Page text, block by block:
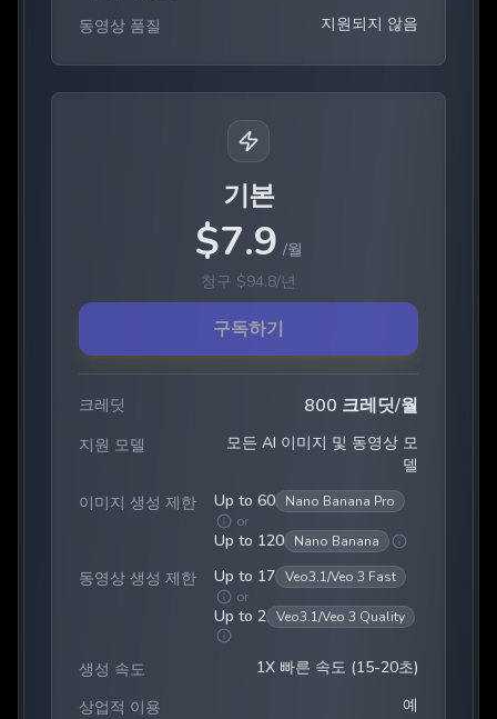
동영상 품질
지원되지 않음
기본
$7.9 /월
청구 $94.8/년
구독하기
크레딧 800 크레딧/월
지원 모델
모든 AI 이미지 및 동영상 모
델
이미지 생성 제한
Up to 60 Nano Banana Pro
or
Up to 120 Nano Banana
동영상 생성 제한 Up to 17 Veo3.1/Veo 3 Fast
or
Up to 2 Veo3.1/Veo 3 Quality
생성 속도
1X 빠른 속도 (15-20초)
상업적 이용
예